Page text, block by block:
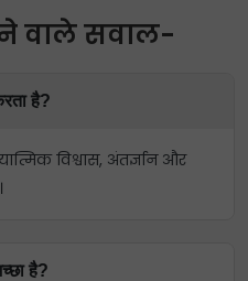
वाले सवाल-
है?
विश्वास, अंतर्ज्ञान और
है?